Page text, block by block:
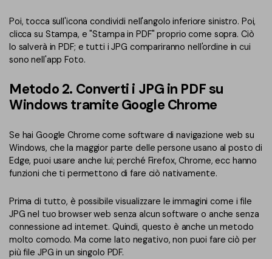
Poi, tocca sull'icona condividi nell'angolo inferiore sinistro. Poi,
clicca su Stampa, e "Stampa in PDF" proprio come sopra. Ciò
lo salverà in PDF; e tutti i JPG compariranno nell'ordine in cui
sono nell'app Foto.
Metodo 2. Converti i JPG in PDF su
Windows tramite Google Chrome
Se hai Google Chrome come software di navigazione web su
Windows, che la maggior parte delle persone usano al posto di
Edge, puoi usare anche lui; perché Firefox, Chrome, ecc hanno
funzioni che ti permettono di fare ciò nativamente.
Prima di tutto, è possibile visualizzare le immagini come i file
JPG nel tuo browser web senza alcun software o anche senza
connessione ad internet. Quindi, questo è anche un metodo
molto comodo. Ma come lato negativo, non puoi fare ciò per
più file JPG in un singolo PDF.